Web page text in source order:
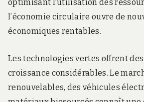
optimisant l’utilisation des
l’économie circulaire ouvre de
économiques rentables.
Les technologies vertes offrent
croissance considérables. Le
renouvelables, des véhicules